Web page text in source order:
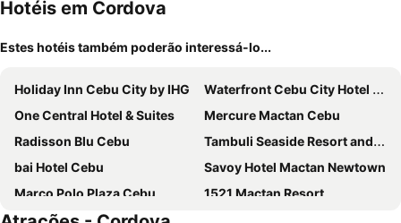
Hotéis em Cordova
Estes hotéis também poderão interessá-lo...
Holiday Inn Cebu City by IHG
Waterfront Cebu City Hotel & Casino
One Central Hotel & Suites
Mercure Mactan Cebu
Radisson Blu Cebu
Tambuli Seaside Resort and Spa
bai Hotel Cebu
Savoy Hotel Mactan Newtown
Marco Polo Plaza Cebu
1521 Mactan Resort
Quest Hotel and Conference Center - Cebu